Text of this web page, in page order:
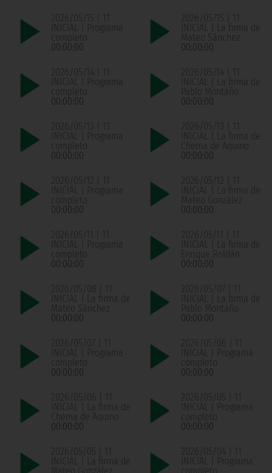
2026/05/15 | 11
INICIAL | Programa
completo
00:00:00
2026/05/15 | 11
INICIAL | La firma de
Mateo Sánchez
00:00:00
2026/05/14 | 11
INICIAL | Programa
completo
00:00:00
2026/05/14 | 11
INICIAL | La firma de
Pablo Montaño
00:00:00
2026/05/13 | 11
INICIAL | Programa
completo
00:00:00
2026/05/13 | 11
INICIAL | La firma de
Chema de Aquino
00:00:00
2026/05/12 | 11
INICIAL | Programa
completo
00:00:00
2026/05/12 | 11
INICIAL | La firma de
Mateo González
00:00:00
2026/05/11 | 11
INICIAL | Programa
completo
00:00:00
2026/05/11 | 11
INICIAL | La firma de
Enrique Roldán
00:00:00
2026/05/08 | 11
INICIAL | La firma de
Mateo Sánchez
00:00:00
2026/05/07 | 11
INICIAL | La firma de
Pablo Montaño
00:00:00
2026/05/07 | 11
INICIAL | Programa
completo
00:00:00
2026/05/06 | 11
INICIAL | Programa
completo
00:00:00
2026/05/06 | 11
INICIAL | La firma de
Chema de Aquino
00:00:00
2026/05/05 | 11
INICIAL | Programa
completo
00:00:00
2026/05/05 | 11
INICIAL | La firma de
2026/05/04 | 11
INICIAL | Programa